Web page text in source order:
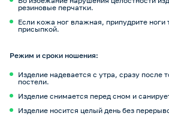
резиновые перчатки.
Если кожа ног влажная, припудрите ноги
присыпкой.
Режим и сроки ношения:
Изделие надевается с утра, сразу после
постели.
Изделие снимается перед сном и
Изделие носится целый день без